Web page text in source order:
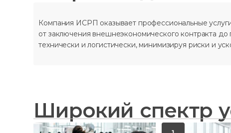
Компания ИСРП оказывает профессиональные
от заключения внешнеэкономического контракта
технически и логистически, минимизируя риски и
Широкий спектр